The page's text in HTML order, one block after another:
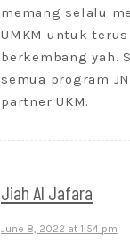
memang selalu
UMKM untuk
berkembang yah.
semua program
partner UKM.
Jiah Al Jafara
June 8, 2022 at 1:54 pm